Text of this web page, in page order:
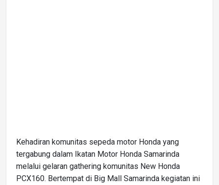
Kehadiran komunitas sepeda motor Honda yang
tergabung dalam Ikatan Motor Honda Samarinda
melalui gelaran gathering komunitas New Honda
PCX160. Bertempat di Big Mall Samarinda kegiatan ini